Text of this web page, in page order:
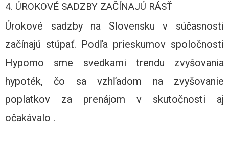
4. ÚROKOVÉ SADZBY ZAČÍNAJÚ RÁSŤ
Úrokové sadzby na Slovensku v súčasnosti
začínajú stúpať. Podľa prieskumov spoločnosti
Hypomo sme svedkami trendu zvyšovania
hypoték, čo sa vzhľadom na zvyšovanie
poplatkov za prenájom v skutočnosti aj
očakávalo .